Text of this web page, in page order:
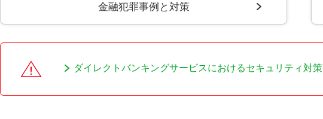
金融犯罪事例と対策
ダイレクトバンキングサービスにおけるセキュリティ対策